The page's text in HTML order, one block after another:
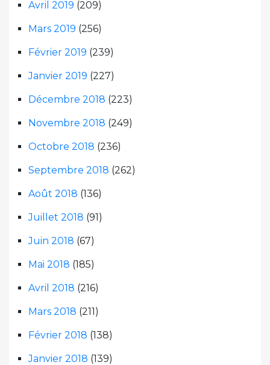
Avril 2019 (209)
Mars 2019 (256)
Février 2019 (239)
Janvier 2019 (227)
Décembre 2018 (223)
Novembre 2018 (249)
Octobre 2018 (236)
Septembre 2018 (262)
Août 2018 (136)
Juillet 2018 (91)
Juin 2018 (67)
Mai 2018 (185)
Avril 2018 (216)
Mars 2018 (211)
Février 2018 (138)
Janvier 2018 (139)